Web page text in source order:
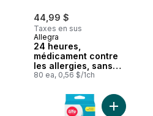
44,99 $
Taxes en sus
Allegra
24 heures,
médicament contre
les allergies, sans
somnolence, 120 mg
fexofénadine
80 ea, 0,56 $/1ch
Bandage élastique auto-adhésif
Ajouter